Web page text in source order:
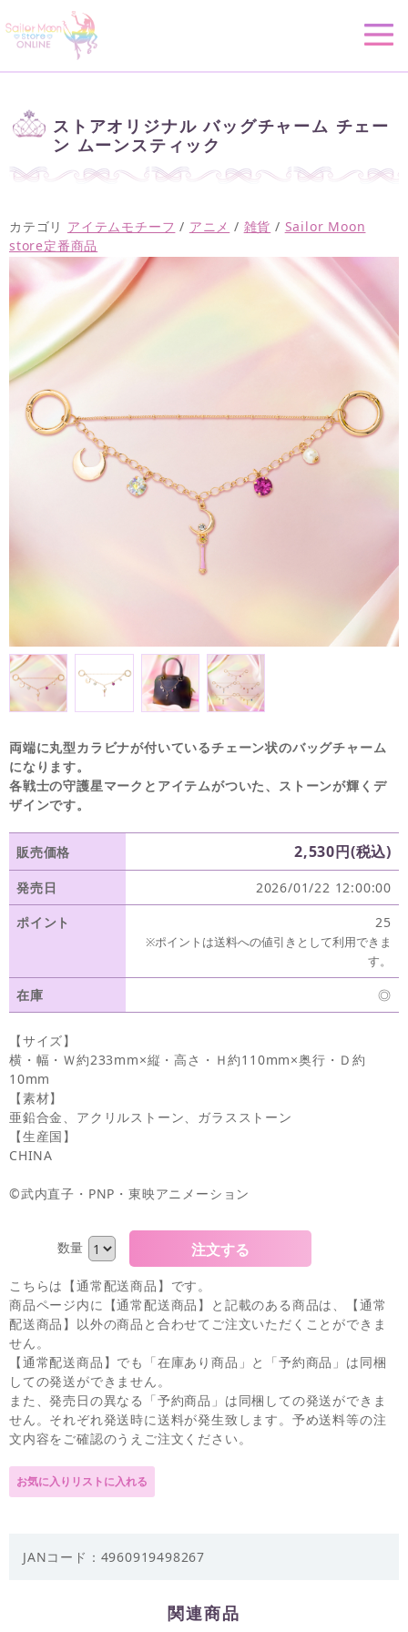
ストアオリジナル バッグチャーム チェー
ン ムーンスティック
カテゴリ アイテムモチーフ / アニメ / 雑貨 / Sailor Moon
store定番商品
両端に丸型カラビナが付いているチェーン状のバッグチャーム
になります。
各戦士の守護星マークとアイテムがついた、ストーンが輝くデ
ザインです。
販売価格 2,530円(税込)
発売日
2026/01/22 12:00:00
ポイント
25
※ポイントは送料への値引きとして利用できま
す。
在庫 ◎
【サイズ】
横・幅・Ｗ約233mm×縦・高さ・Ｈ約110mm×奥行・Ｄ約
10mm
【素材】
亜鉛合金、アクリルストーン、ガラスストーン
【生産国】
CHINA
©武内直子・PNP・東映アニメーション
数量
こちらは【通常配送商品】です。
商品ページ内に【通常配送商品】と記載のある商品は、【通常
配送商品】以外の商品と合わせてご注文いただくことができま
せん。
【通常配送商品】でも「在庫あり商品」と「予約商品」は同梱
しての発送ができません。
また、発売日の異なる「予約商品」は同梱しての発送ができま
せん。それぞれ発送時に送料が発生致します。予め送料等の注
文内容をご確認のうえご注文ください。
JANコード：4960919498267
関連商品